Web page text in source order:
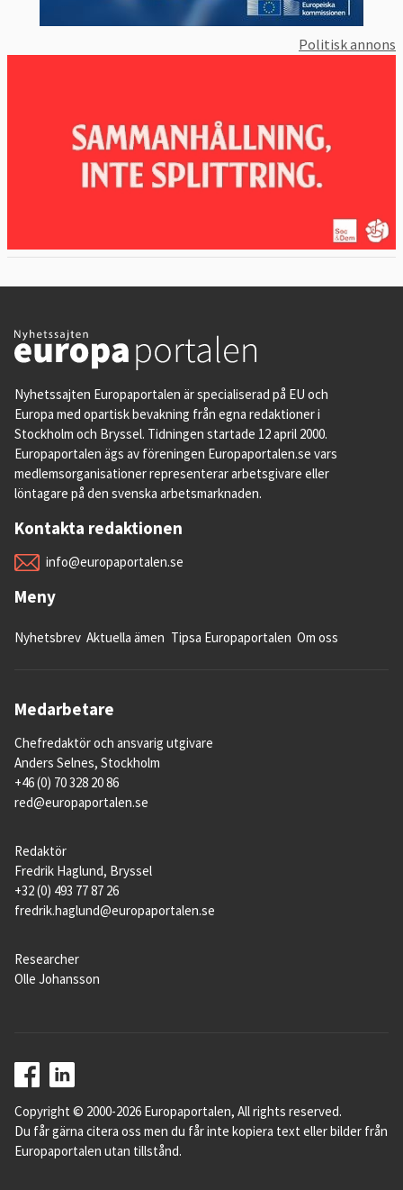
Politisk annons
Nyhetssajten Europaportalen är specialiserad på EU och
Europa med opartisk bevakning från egna redaktioner i
Stockholm och Bryssel. Tidningen startade 12 april 2000.
Europaportalen ägs av föreningen Europaportalen.se vars
medlemsorganisationer representerar arbetsgivare eller
löntagare på den svenska arbetsmarknaden.
Kontakta redaktionen
info@europaportalen.se
Meny
Nyhetsbrev Aktuella ämen Tipsa Europaportalen Om oss
Medarbetare
Chefredaktör och ansvarig utgivare
Anders Selnes, Stockholm
+46 (0) 70 328 20 86
red@europaportalen.se
Redaktör
Fredrik Haglund, Bryssel
+32 (0) 493 77 87 26
fredrik.haglund@europaportalen.se
Researcher
Olle Johansson
Copyright © 2000-2026 Europaportalen, All rights reserved.
Du får gärna citera oss men du får inte kopiera text eller bilder från
Europaportalen utan tillstånd.